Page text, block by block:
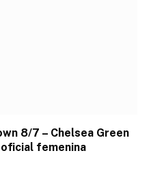
8/7 – Chelsea Green
femenina